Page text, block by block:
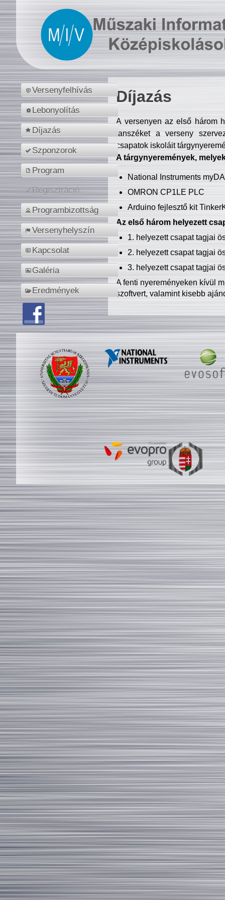
Versenyfelhívás
Lebonyolítás
Díjazás
Szponzorok
Program
Regisztráció
Programbizottság
Versenyhelyszín
Kapcsolat
Galéria
Eredmények
Díjazás
A versenyen az első három
tanszéket a verseny
csapatok iskoláit
A tárgynyeremények,
National Instruments
OMRON CP1LE PLC
Arduino fejlesztő kit
Az első három helyezett
1. helyezett csapat tagjai
2. helyezett csapat tagjai
3. helyezett csapat tagjai
A fenti nyereményeken kívül
szoftvert, valamint kisebb